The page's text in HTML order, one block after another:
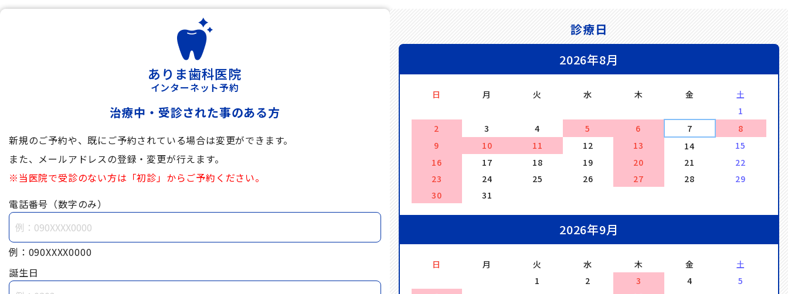
ありま歯科医院
インターネット予約
治療中・受診された事のある方
新規のご予約や、既にご予約されている場合は変更ができます。
また、メールアドレスの登録・変更が行えます。
※当医院で受診のない方は「初診」からご予約ください。
電話番号（数字のみ）
例：090XXXX0000
誕生日
診療日
2026年8月
日 月 火 水 木 金
土
1
2
3 4 5 6 7
8
9
10 11 12 13 14
15
16
17 18 19 20 21
22
23
24 25 26 27 28
29
30
31
2026年9月
日 月 火 水 木 金
土
1
2 3 4
5